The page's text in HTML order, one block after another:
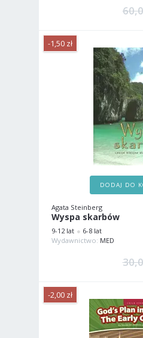
-1,50 zł
DODAJ DO
Agata Steinberg
Wyspa skarbów
9-12 lat
6-8 lat
Wydawnictwo: MED
-2,00 zł